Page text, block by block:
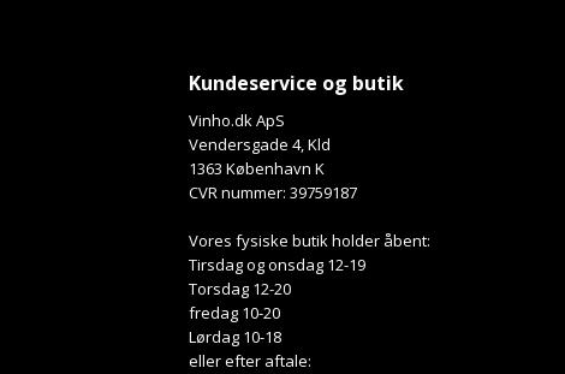
Kundeservice og butik
Vinho.dk ApS
Vendersgade 4, Kld
1363 København K
CVR nummer: 39759187
Vores fysiske butik holder åbent:
Tirsdag og onsdag 12-19
Torsdag 12-20
fredag 10-20
Lørdag 10-18
eller efter aftale: